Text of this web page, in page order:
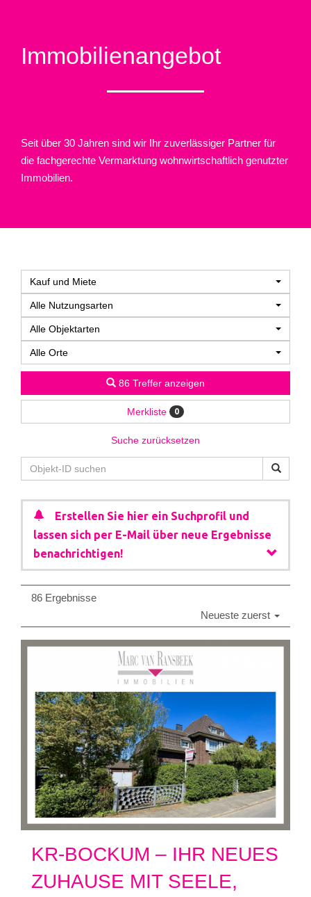
Immobilien­angebot
Seit über 30 Jahren sind wir Ihr zuverlässiger Partner für
die fachgerechte Vermarktung wohnwirtschaftlich genutzter
Immobilien.
Kauf und Miete
Alle Nutzungsarten
Alle Objektarten
Alle Orte
86 Treffer anzeigen
Merkliste 0
Suche zurücksetzen
Erstellen Sie hier ein Suchprofil und
lassen sich per E-Mail über neue Ergebnisse
benachrichtigen!
86 Ergebnisse
Neueste zuerst
KR-BOCKUM – IHR NEUES
ZUHAUSE MIT SEELE,